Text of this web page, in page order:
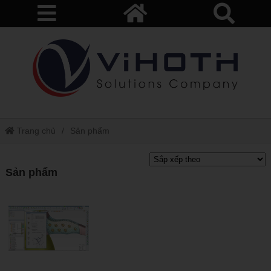
Trang chủ Sản phẩm
Sản phẩm